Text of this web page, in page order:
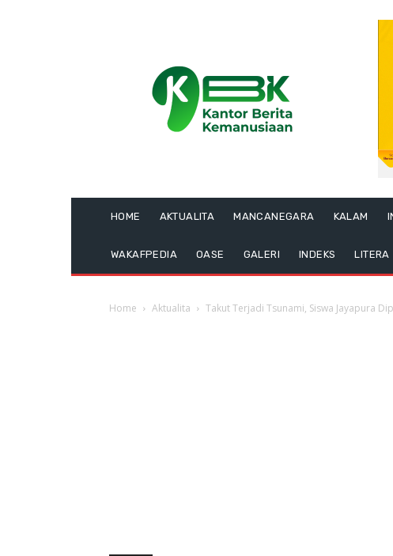
HOME AKTUALITA MANCANEGARA KALAM
WAKAFPEDIA OASE GALERI INDEKS LITERA
Home Aktualita Takut Terjadi Tsunami, Siswa Jayapura